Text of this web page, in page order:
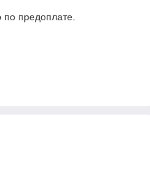
по предоплате.